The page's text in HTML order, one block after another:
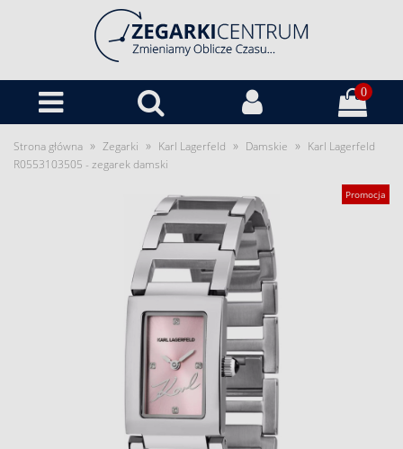
0
Strona główna » Zegarki » Karl Lagerfeld » Damskie » Karl Lagerfeld
R0553103505 - zegarek damski
Promocja